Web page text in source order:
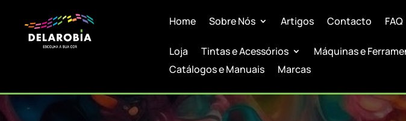
Home Sobre Nós Artigos Contacto FAQ
Loja Tintas e Acessórios Máquinas e
Catálogos e Manuais
Marcas